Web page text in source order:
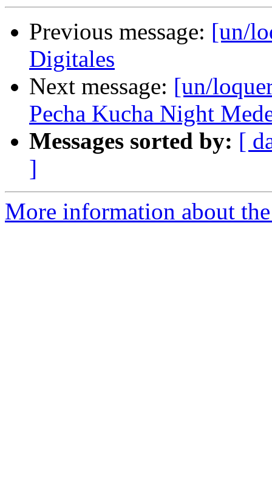
Previous message: [un/
Digitales
Next message: [un/
Pecha Kucha Night
Messages sorted by: [
]
More information about